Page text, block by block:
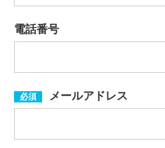
電話番号
必須 メールアドレス